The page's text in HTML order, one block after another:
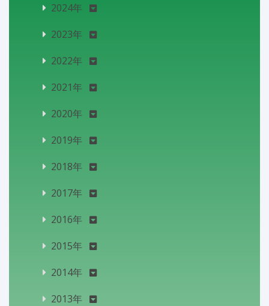
2024年
2023年
2022年
2021年
2020年
2019年
2018年
2017年
2016年
2015年
2014年
2013年